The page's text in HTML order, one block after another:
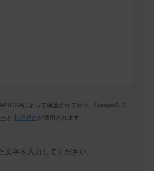
によって保護されており、Googleの プ
と利用規約が適用されます。
文字を入力してください。